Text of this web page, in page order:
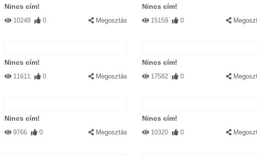
Nincs cím!
10248 0 Megosztás
Nincs cím!
15159 0
Nincs cím!
11611 0 Megosztás
Nincs cím!
17582 0
Nincs cím!
9766 0 Megosztás
Nincs cím!
10320 0